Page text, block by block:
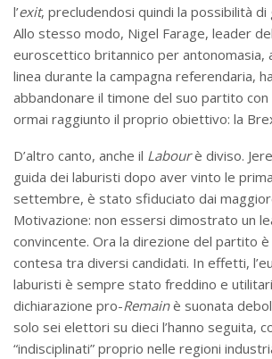
l’exit, precludendosi quindi la possibilità
Allo stesso modo, Nigel Farage, leader
euroscettico britannico per antonomasia,
linea durante la campagna referendaria,
abbandonare il timone del suo partito con
ormai raggiunto il proprio obiettivo: la
D’altro canto, anche il Labourè diviso.
guida dei laburisti dopo aver vinto le
settembre, è stato sfiduciato dai
Motivazione: non essersi dimostrato un
convincente. Ora la direzione del partito
contesa tra diversi candidati. In effetti,
laburisti è sempre stato freddino e
dichiarazione pro-Remainè suonata
solo sei elettori su dieci l’hanno seguita,
“indisciplinati” proprio nelle regioni